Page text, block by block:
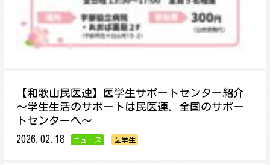
【和歌山民医連】医学生サポートセンター紹介
～学生生活のサポートは民医連、全国のサポー
トセンターへ～
2026.02.18 ニュース 医学生